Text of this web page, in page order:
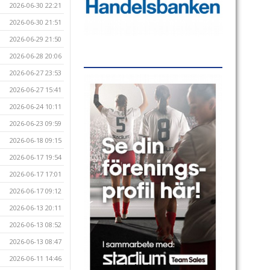
2026-06-30 22:21
2026-06-30 21:51
2026-06-29 21:50
2026-06-28 20:06
2026-06-27 23:53
2026-06-27 15:41
2026-06-24 10:11
2026-06-23 09:59
2026-06-18 09:15
2026-06-17 19:54
2026-06-17 17:01
2026-06-17 09:12
2026-06-13 20:11
2026-06-13 08:52
2026-06-13 08:47
2026-06-11 14:46